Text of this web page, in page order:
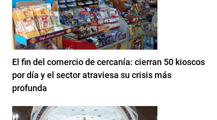
El fin del comercio de cercanía: cierran 50 kioscos
por día y el sector atraviesa su crisis más
profunda